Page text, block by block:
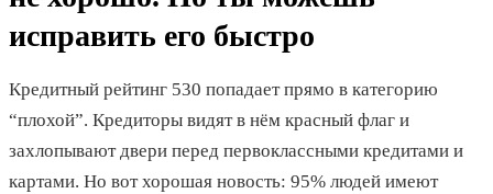
исправить его быстро
Кредитный рейтинг 530 попадает прямо в категорию
“плохой”. Кредиторы видят в нём красный флаг и
захлопывают двери перед первоклассными кредитами и
картами. Но вот хорошая новость: 95% людей имеют